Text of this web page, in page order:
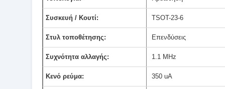
Συσκευή / Κουτί: TSOT-23-6
Στυλ τοποθέτησης: Επενδύσεις
Συχνότητα αλλαγής: 1.1 MHz
Κενό ρεύμα: 350 uA